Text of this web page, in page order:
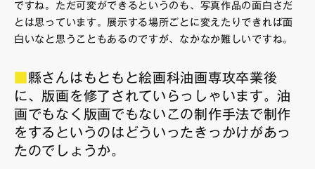
ですね。ただ可変ができるというのも、写真作品の面白さだ
とは思っています。展示する場所ごとに変えたりできれば面
白いなと思うこともあるのですが、なかなか難しいですね。
縣さんはもともと絵画科油画専攻卒業後
に、版画を修了されていらっしゃいます。油
画でもなく版画でもないこの制作手法で制作
をするというのはどういったきっかけがあっ
たのでしょうか。